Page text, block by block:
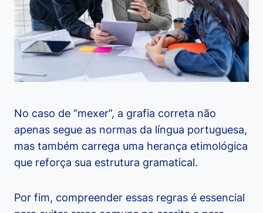
No caso de “mexer”, a grafia correta não
apenas segue as normas da língua portuguesa,
mas também carrega uma herança etimológica
que reforça sua estrutura gramatical.
Por fim, compreender essas regras é essencial